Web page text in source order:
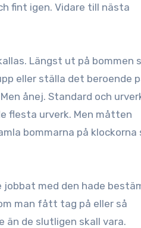
fint igen. Vidare till nästa
Längst ut på bommen
eller ställa det beroende
ånej. Standard och
flesta urverk. Men måtten
bommarna på klockorna
jobbat med den hade
man fått tag på eller så
än de slutligen skall vara.